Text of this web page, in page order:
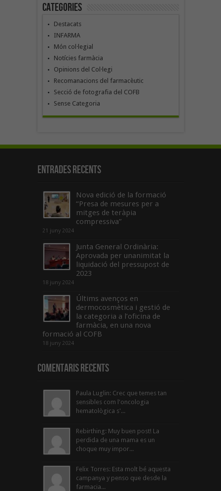
Categories
Destacats
INFARMA
Món col·legial
Notícies farmàcia
Opinions del Col·legi
Recomanacions del farmacèutic
Secció de fotografia del COFB
Sense Categoria
Entrades recents
Nova edició de la formació
“Presa de mesures per a
mitges de teràpia
compressiva”
21 juny 2024
Junta General Ordinària:
Aprovada per unanimitat la
liquidació del pressupost de
2023
18 juny 2024
Últims avenços en
dermocosmètica i gestió de
la categoria a l’oficina de
farmàcia, en una nova
formació al COFB
18 juny 2024
Comentaris Recents
Paula Luglin: Crec que temes tan
sensibles com l'oncologia
hematològica s'...
Rebirthing: Muy buen post! La
perdida de una mama es un
choque muy impor...
Felix Torres: Esta molt bé aquesta
campanya y penso que desde la
farmacia...